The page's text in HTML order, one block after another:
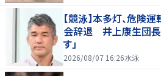
【競泳】本多灯、危
会辞退 井上康生団長
す」
2026/08/07 16:26水泳